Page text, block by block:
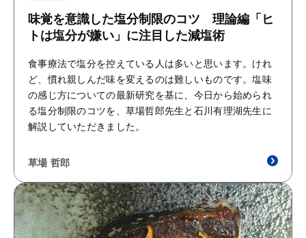
味覚を意識した塩分制限のコツ 理論編「ヒ
トは塩分が嫌い」に注目した減塩術
食事療法で塩分を控えている人は多いと思います。けれ
ど、慣れ親しんだ味を変えるのは難しいものです。塩味
の感じ方についての最新研究を基に、今日から始められ
る塩分制限のコツを、草場哲郎先生と石川有理湖先生に
解説していただきました。
草場 哲郎